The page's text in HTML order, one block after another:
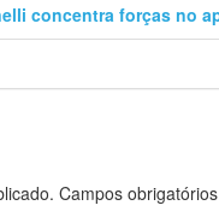
concentra forças no
Campos